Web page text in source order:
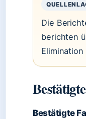
Die
berichten
Bestätigte